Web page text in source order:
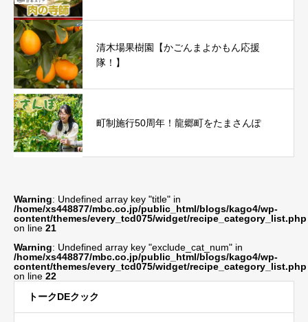
清木場果樹園【かごんまよかもん応援
隊！】
町制施行50周年！龍郷町をたまさんぽ
Warning: Undefined array key "title" in
/home/xs448877/mbc.co.jp/public_html/blogs/kago4/wp-
content/themes/every_tcd075/widget/recipe_category_list.php
on line 21
Warning: Undefined array key "exclude_cat_num" in
/home/xs448877/mbc.co.jp/public_html/blogs/kago4/wp-
content/themes/every_tcd075/widget/recipe_category_list.php
on line 22
トークDEクック